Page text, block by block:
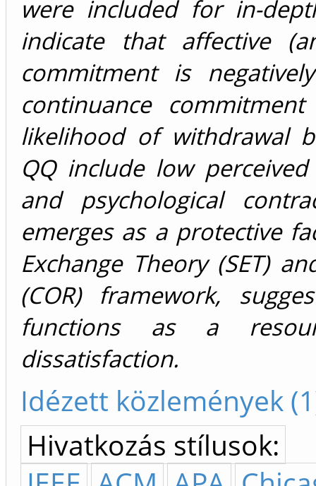
were included for in-
indicate that affective
commitment is
continuance
likelihood of withdrawal
QQ include low
and psychological
emerges as a protective
Exchange Theory (SET)
(COR) framework,
functions as a
dissatisfaction.
Idézett közlemények
Hivatkozás stílusok: